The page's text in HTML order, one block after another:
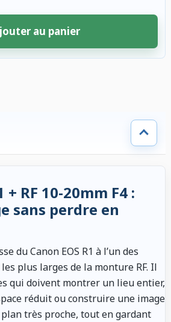
au panier
+ RF 10-20mm F4 :
sans perdre en
du Canon EOS R1 à l’un des
plus larges de la monture RF. Il
qui doivent montrer un lieu entier,
réduit ou construire une image
très proche, tout en gardant